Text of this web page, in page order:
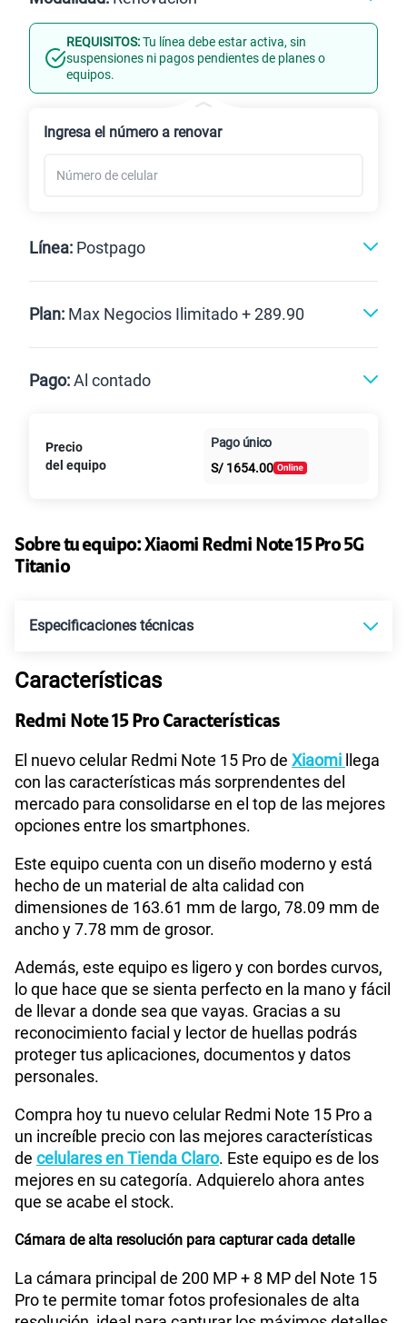
Línea Nueva Portabilidad
REQUISITOS:Tu línea debe estar activa, sin
suspensiones ni pagos pendientes de planes o
equipos.
Ingresa el número a renovar
Línea: Postpago
Plan: Max Negocios Ilimitado + 289.90
Paga solo
125GBen alta velocidad
S/
Paga solo S/95.90
Paga solo
Paga solo S/159.90
185GB
Paga solo
200GB en alta velocidad
S/289.90
Ver menos planes
Pago:Al contado
Al contado Cuotas Claro
intereses
Precio
del equipo
Pago único
S/ 1654.00
Sobre tu equipo:Xiaomi Redmi Note 15 Pro 5G
Titanio
Especificaciones técnicas
Tecnología de Pantalla
Sistema operativo Android 15
Procesador
Tamaño de Pantalla
WiFI Si
Peso 210 gr
Bluetooth
Cámara de fotos Principal 200Mpx+8 Mpx
Cámara de fotos Frontal 20Mpx
Radio FM No
Características
Redmi Note 15 Pro Características
El nuevo celular Redmi Note 15 Pro de Xiaomi llega
con las características más sorprendentes del
mercado para consolidarse en el top de las mejores
opciones entre los smartphones.
Este equipo cuenta con un diseño moderno y está
hecho de un material de alta calidad con
dimensiones de 163.61 mm de largo, 78.09 mm de
ancho y 7.78 mm de grosor.
Además, este equipo es ligero y con bordes curvos,
lo que hace que se sienta perfecto en la mano y fácil
de llevar a donde sea que vayas. Gracias a su
reconocimiento facial y lector de huellas podrás
proteger tus aplicaciones, documentos y datos
personales.
Compra hoy tu nuevo celular Redmi Note 15 Pro a
un increíble precio con las mejores características
de celulares en Tienda Claro. Este equipo es de los
mejores en su categoría. Adquierelo ahora antes
que se acabe el stock.
Cámara de alta resolución para capturar cada detalle
La cámara principal de 200 MP + 8 MP del Note 15
Pro te permite tomar fotos profesionales de alta